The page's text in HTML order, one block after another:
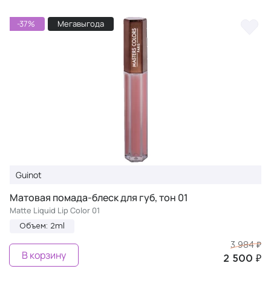
-37% Мегавыгода
Guinot
Матовая помада-блеск для губ, тон 01
Matte Liquid Lip Color 01
Объем: 2ml
3 984 ₽
2 500 ₽
В корзину